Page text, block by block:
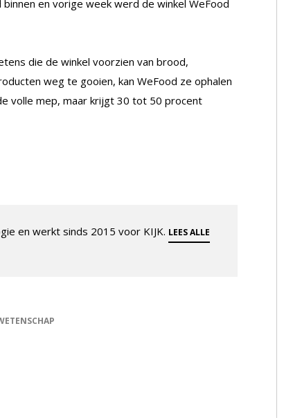
en vorige week werd de winkel WeFood
die de winkel voorzien van brood,
weg te gooien, kan WeFood ze ophalen
volle mep, maar krijgt 30 tot 50 procent
en werkt sinds 2015 voor KIJK. LEES ALLE